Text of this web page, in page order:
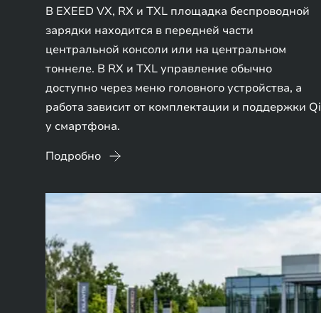
В EXEED VX, RX и TXL площадка беспроводной
зарядки находится в передней части
центральной консоли или на центральном
тоннеле. В RX и TXL управление обычно
доступно через меню головного устройства, а
работа зависит от комплектации и поддержки Qi
у смартфона.
Подробно